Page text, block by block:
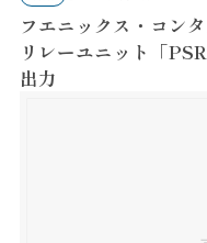
フエニックス・コン
リレーユニット「
出力